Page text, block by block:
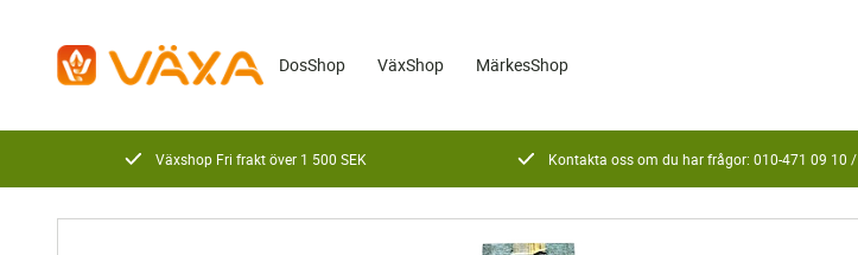
DosShop VäxShop MärkesShop
Växshop Fri frakt över 1 500 SEK Kontakta oss om du har frågor: 010-471 09 10 /